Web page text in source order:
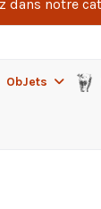
ObJets